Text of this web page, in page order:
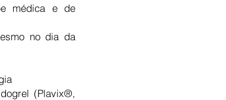
médica e de
no dia da
(Plavix®,